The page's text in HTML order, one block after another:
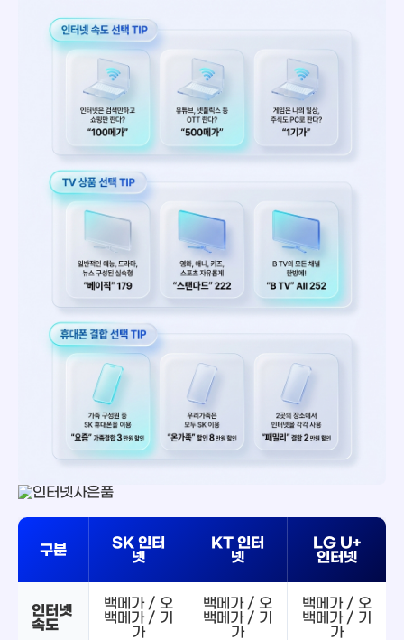
구분
SK 인터
넷
KT 인터
넷
LG U+
인터넷
인터넷
속도
백메가 / 오
백메가 / 기
가
백메가 / 오
백메가 / 기
가
백메가 / 오
백메가 / 기
가